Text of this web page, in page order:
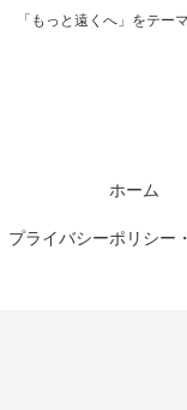
「もっと遠くへ」をテー
ホーム
プライバシーポリシー